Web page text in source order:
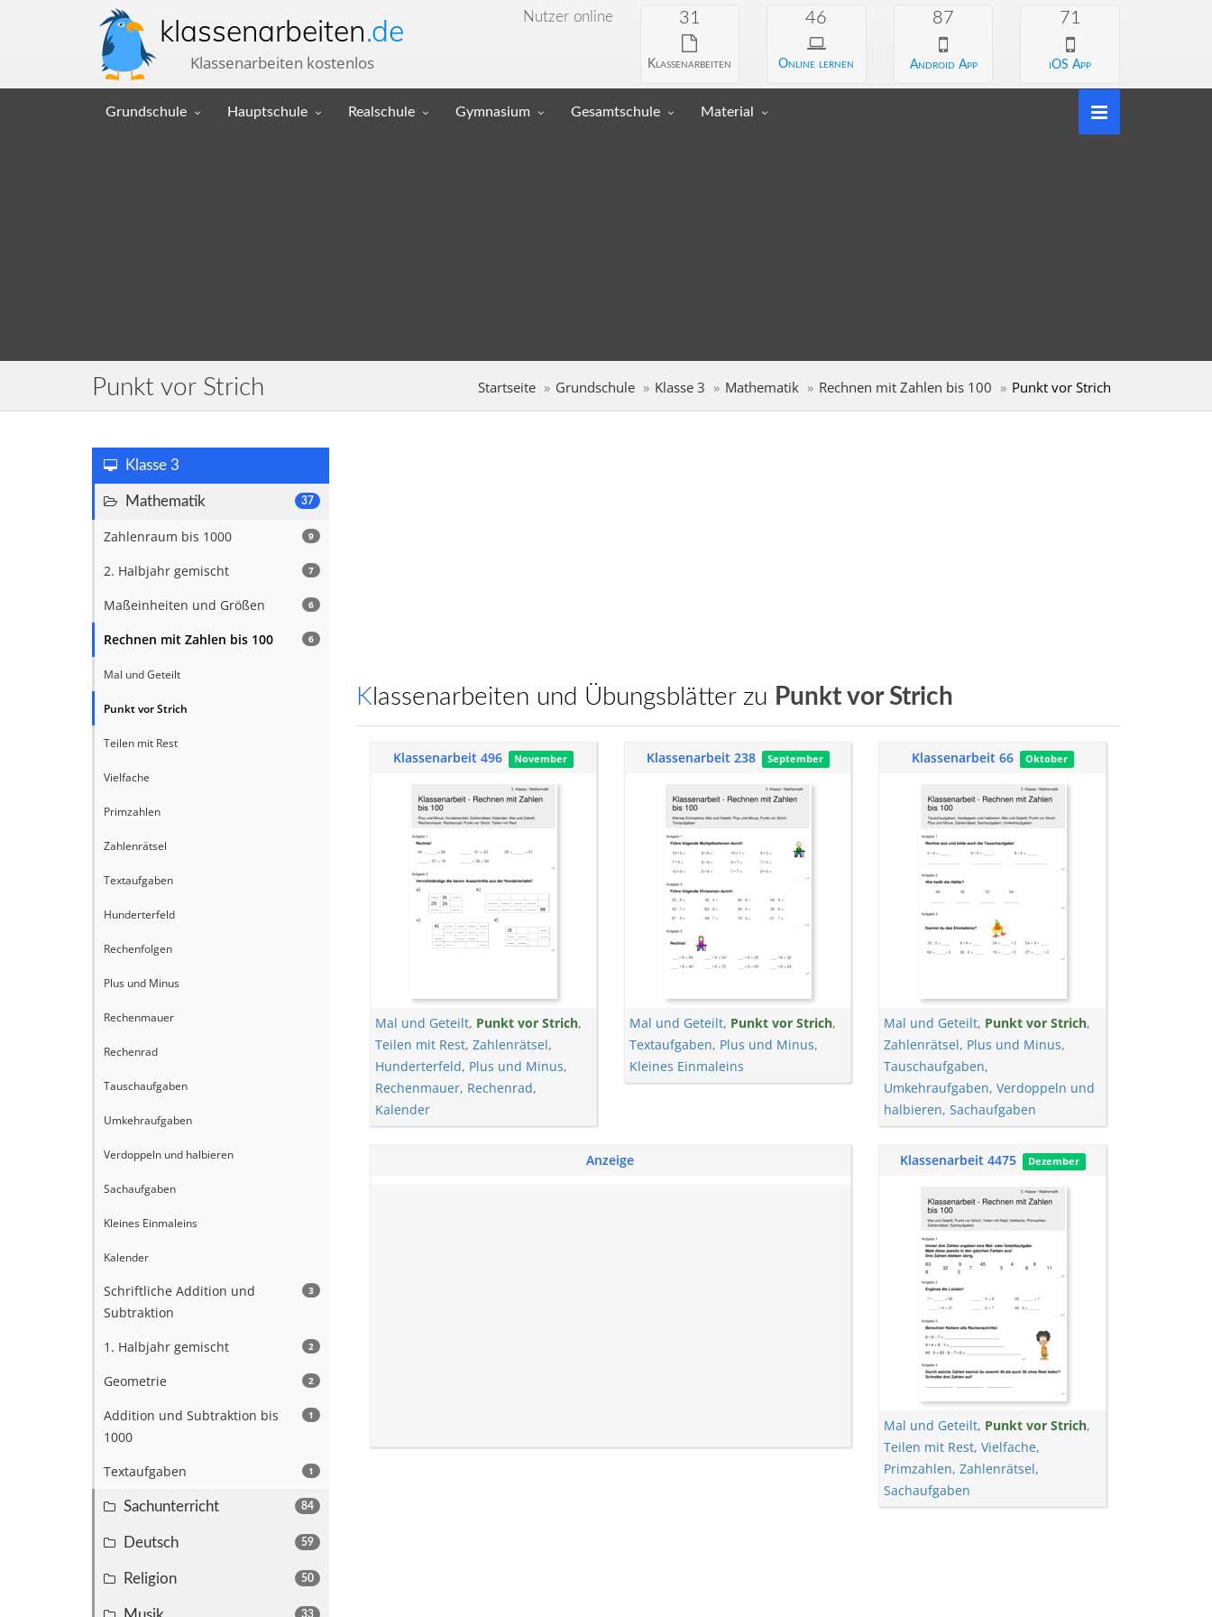
klassenarbeiten.de
Klassenarbeiten kostenlos
Nutzer online 31
Klassenarbeiten
46
Online lernen
87
Android App
71
iOS App
Grundschule Hauptschule Realschule Gymnasium Gesamtschule Material
Punkt vor Strich Startseite Grundschule Klasse 3 Mathematik Rechnen mit Zahlen bis 100 Punkt vor Strich
Klasse 3
37
Mathematik
9
Zahlenraum bis 1000
7
2. Halbjahr gemischt
6
Maßeinheiten und Größen
6
Rechnen mit Zahlen bis 100
Mal und Geteilt
Punkt vor Strich
Teilen mit Rest
Vielfache
Primzahlen
Zahlenrätsel
Textaufgaben
Hunderterfeld
Rechenfolgen
Plus und Minus
Rechenmauer
Rechenrad
Tauschaufgaben
Umkehraufgaben
Verdoppeln und halbieren
Sachaufgaben
Kleines Einmaleins
Kalender
3
Schriftliche Addition und
Subtraktion
2
1. Halbjahr gemischt
2
Geometrie
1
Addition und Subtraktion bis
1000
1
Textaufgaben
84
Sachunterricht
59
Deutsch
50
Religion
33
Klassenarbeiten und Übungsblätter zu Punkt vor Strich
Klassenarbeit 496 November
Mal und Geteilt, Punkt vor Strich,
Teilen mit Rest, Zahlenrätsel,
Hunderterfeld, Plus und Minus,
Rechenmauer, Rechenrad,
Kalender
Klassenarbeit 238 September
Mal und Geteilt, Punkt vor Strich,
Textaufgaben, Plus und Minus,
Kleines Einmaleins
Klassenarbeit 66 Oktober
Mal und Geteilt, Punkt vor Strich,
Zahlenrätsel, Plus und Minus,
Tauschaufgaben,
Umkehraufgaben,Verdoppeln und
halbieren,Sachaufgaben
Anzeige Klassenarbeit 4475 Dezember
Mal und Geteilt, Punkt vor Strich,
Teilen mit Rest,Vielfache,
Primzahlen,Zahlenrätsel,
Sachaufgaben